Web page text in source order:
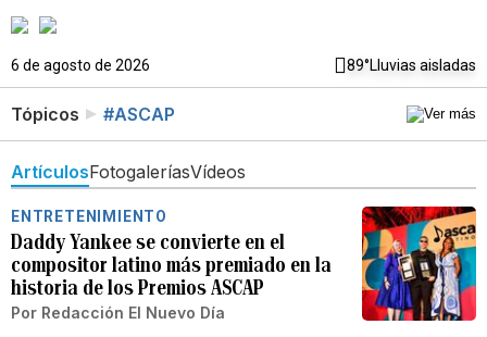
6 de agosto de 2026 89°Lluvias aisladas
Tópicos #ASCAP
ArtículosFotogaleríasVídeos
ENTRETENIMIENTO
Daddy Yankee se convierte en el
compositor latino más premiado en la
historia de los Premios ASCAP
Por Redacción El Nuevo Día